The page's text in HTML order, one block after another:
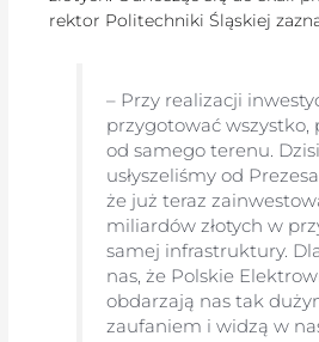
rektor Politechniki Śląskiej
– Przy realizacji
przygotować wszystko,
od samego terenu.
usłyszeliśmy od
że już teraz
miliardów złotych w
samej infrastruktury.
nas, że Polskie
obdarzają nas tak
zaufaniem i widzą w